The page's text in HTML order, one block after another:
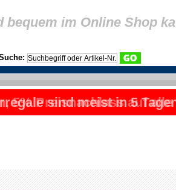
im Online Shop
5% Preisnachlass auf
sind meist in 5